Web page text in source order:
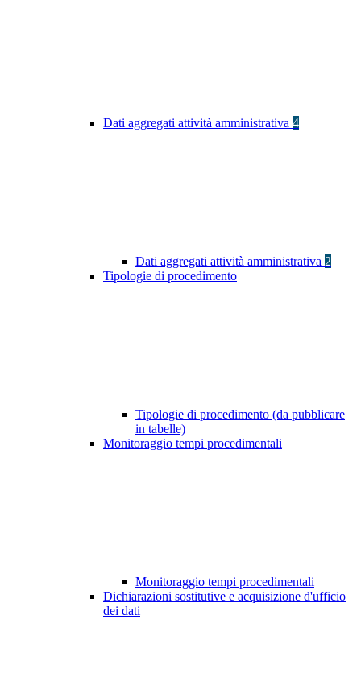
Dati aggregati attività amministrativa 4
Dati aggregati attività amministrativa 2
Tipologie di procedimento
Tipologie di procedimento (da pubblicare
in tabelle)
Monitoraggio tempi procedimentali
Monitoraggio tempi procedimentali
Dichiarazioni sostitutive e acquisizione d'ufficio
dei dati